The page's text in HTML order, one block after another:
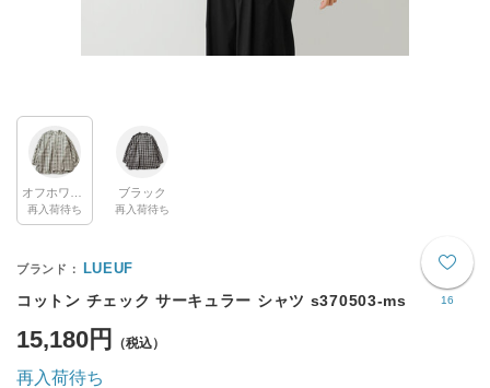
再入荷待ち
ブラック
再入荷待ち
16
LUEUF
コットン チェック サーキュラー シャツ s370503-ms
15,180円
再入荷待ち